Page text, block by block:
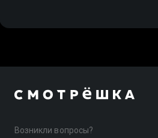
Возникли вопросы?